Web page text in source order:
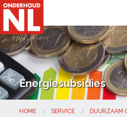
Energiesubsidies
HOME SERVICE
DUURZAAM